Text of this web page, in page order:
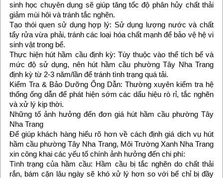
sinh học chuyên dụng sẽ giúp tăng tốc độ phân hủy chất thải
giảm mùi hôi và tránh tắc nghẽn.
Tạo thói quen sử dụng hợp lý: Sử dụng lượng nước và chất
tẩy rửa vừa phải, tránh các loại hóa chất mạnh để bảo vệ hệ vi
sinh vật trong bể.
Thực hiện hút hầm cầu định kỳ: Tùy thuộc vào thể tích bể và
mức độ sử dụng, nên hút hầm cầu phường Tây Nha Trang
định kỳ từ 2-3 năm/lần để tránh tình trạng quá tải.
Kiểm Tra & Bảo Dưỡng Ống Dẫn: Thường xuyên kiểm tra hệ
thống ống dẫn để phát hiện sớm các dấu hiệu rò rỉ, tắc nghẽn
và xử lý kịp thời.
Những tố ảnh hưởng đến đơn giá hút hầm cầu phường Tây
Nha Trang
Để giúp khách hàng hiểu rõ hơn về cách định giá dịch vụ hút
hầm cầu phường Tây Nha Trang, Môi Trường Xanh Nha Trang
xin công khai các yếu tố chính ảnh hưởng đến chi phí:
Tình trạng của hầm cầu: Hầm cầu bị tắc nghẽn do chất thải
rắn, bám cặn lâu ngày sẽ khó xử lý hơn so với bể chỉ bị đầy